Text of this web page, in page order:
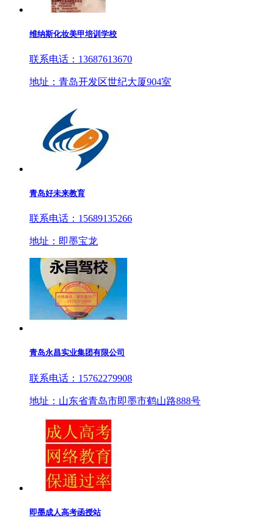
维纳斯化妆美甲培训学校
联系电话：13687613670
地址：青岛开发区世纪大厦904室
青岛好未来教育
联系电话：15689135266
地址：即墨宝龙
青岛永昌实业集团有限公司
联系电话：15762279908
地址：山东省青岛市即墨市鹤山路888号
即墨成人高考函授站